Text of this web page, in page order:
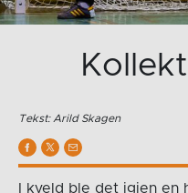
Tekst: Arild Skagen
I kveld ble det igjen en